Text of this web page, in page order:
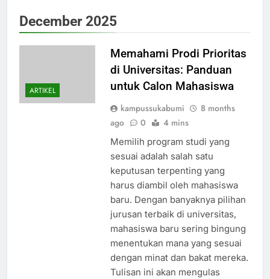
December 2025
ARTIKEL
Memahami Prodi Prioritas
di Universitas: Panduan
untuk Calon Mahasiswa
kampussukabumi
8 months
ago
0 4 mins
Memilih program studi yang
sesuai adalah salah satu
keputusan terpenting yang
harus diambil oleh mahasiswa
baru. Dengan banyaknya pilihan
jurusan terbaik di universitas,
mahasiswa baru sering bingung
menentukan mana yang sesuai
dengan minat dan bakat mereka.
Tulisan ini akan mengulas